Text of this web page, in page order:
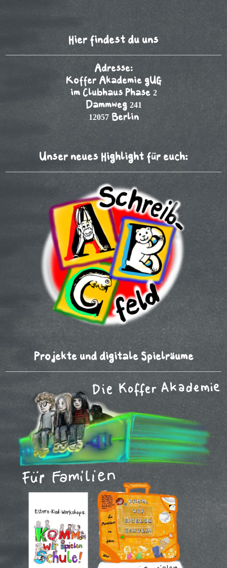
Hier findest du uns
Adresse:
Koffer Akademie gUG
im Clubhaus Phase 2
Dammweg 241
12057 Berlin
Unser neues Highlight für euch:
Projekte und digitale Spielräume